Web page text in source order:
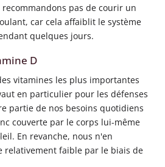
pas de courir un
car cela affaiblit le système
quelques jours.
D
vitamines les plus importantes
en particulier pour les défenses
partie de nos besoins quotidiens
couverte par le corps lui-même
En revanche, nous n'en
relativement faible par le biais de